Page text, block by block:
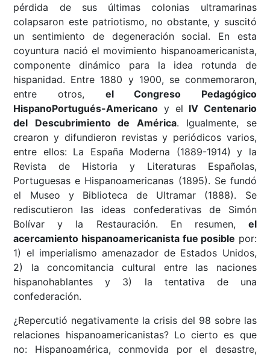
pérdida de sus últimas colonias ultramarinas
colapsaron este patriotismo, no obstante, y suscitó
un sentimiento de degeneración social. En esta
coyuntura nació el movimiento hispanoamericanista,
componente dinámico para la idea rotunda de
hispanidad. Entre 1880 y 1900, se conmemoraron,
entre otros, el Congreso Pedagógico
HispanoPortugués-Americano y el IV Centenario
del Descubrimiento de América. Igualmente, se
crearon y difundieron revistas y periódicos varios,
entre ellos: La España Moderna (1889-1914) y la
Revista de Historia y Literaturas Españolas,
Portuguesas e Hispanoamericanas (1895). Se fundó
el Museo y Biblioteca de Ultramar (1888). Se
rediscutieron las ideas confederativas de Simón
Bolívar y la Restauración. En resumen, el
acercamiento hispanoamericanista fue posible por:
1) el imperialismo amenazador de Estados Unidos,
2) la concomitancia cultural entre las naciones
hispanohablantes y 3) la tentativa de una
confederación.
¿Repercutió negativamente la crisis del 98 sobre las
relaciones hispanoamericanistas? Lo cierto es que
no: Hispanoamérica, conmovida por el desastre,